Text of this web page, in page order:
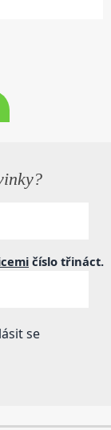
číslo třináct.
se